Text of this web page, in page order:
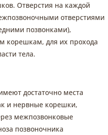
Отверстия на каждой
отверстиями
позвонками),
корешкам, для их прохода
тела.
достаточно места
и нервные корешки,
межпозвонковые
позвоночника